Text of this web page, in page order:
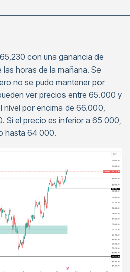
con una ganancia de
las horas de la mañana. Se
no se pudo mantener por
ver precios entre 65.000 y
nivel por encima de 66.000,
Si el precio es inferior a 65 000,
hasta 64 000.